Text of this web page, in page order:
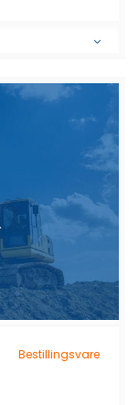
Bestillingsvare